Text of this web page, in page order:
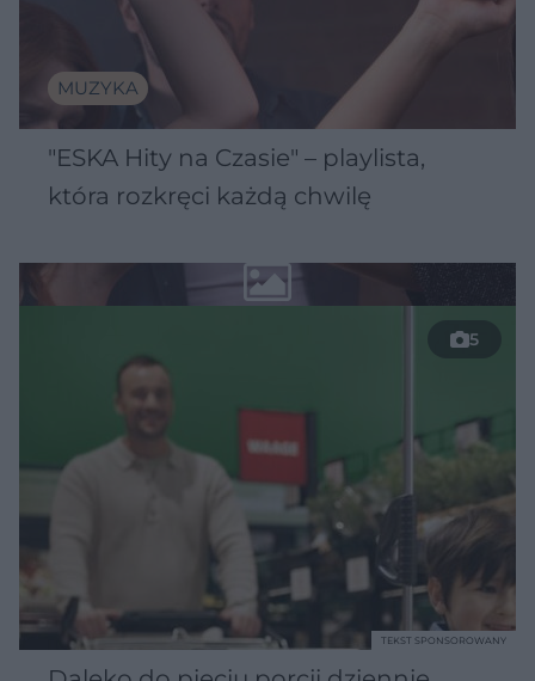
MUZYKA
"ESKA Hity na Czasie" – playlista,
która rozkręci każdą chwilę
5
TEKST SPONSOROWANY